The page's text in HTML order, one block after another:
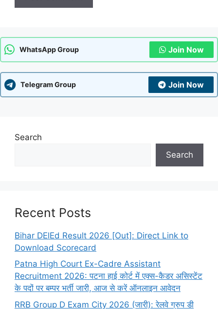
WhatsApp Group Join Now
Telegram Group Join Now
Search
Search
Recent Posts
Bihar DElEd Result 2026 [Out]: Direct Link to
Download Scorecard
Patna High Court Ex-Cadre Assistant
Recruitment 2026: पटना हाई कोर्ट में एक्स-कैडर असिस्टेंट
के पदों पर बम्पर भर्ती जारी, आज से करें ऑनलाइन आवेदन
RRB Group D Exam City 2026 (जारी): रेलवे ग्रुप डी